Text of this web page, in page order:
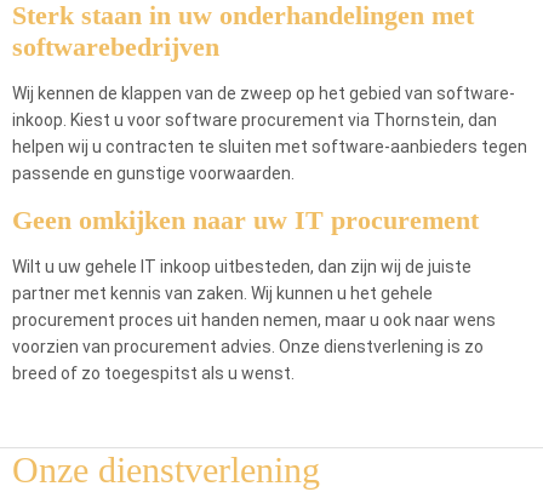
Sterk staan in uw onderhandelingen met
softwarebedrijven
Wij kennen de klappen van de zweep op het gebied van software-
inkoop. Kiest u voor software procurement via Thornstein, dan
helpen wij u contracten te sluiten met software-aanbieders tegen
passende en gunstige voorwaarden.
Geen omkijken naar uw IT procurement
Wilt u uw gehele IT inkoop uitbesteden, dan zijn wij de juiste
partner met kennis van zaken. Wij kunnen u het gehele
procurement proces uit handen nemen, maar u ook naar wens
voorzien van procurement advies. Onze dienstverlening is zo
breed of zo toegespitst als u wenst.
Onze dienstverlening